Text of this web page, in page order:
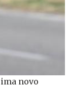
novo